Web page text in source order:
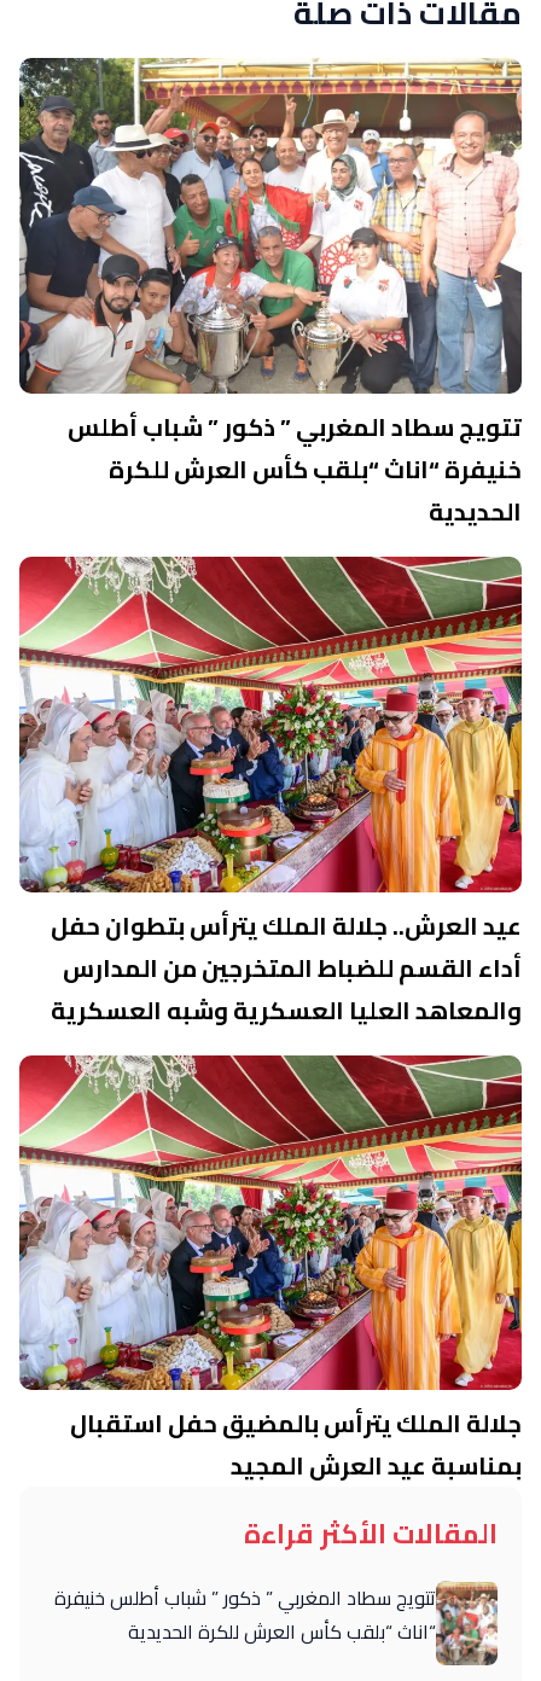
مقالات ذات صلة
تتويج سطاد المغربي ” ذكور ” شباب أطلس
خنيفرة “اناث “بلقب كأس العرش للكرة
الحديدية
عيد العرش.. جلالة الملك يترأس بتطوان حفل
أداء القسم للضباط المتخرجين من المدارس
والمعاهد العليا العسكرية وشبه العسكرية
جلالة الملك يترأس بالمضيق حفل استقبال
بمناسبة عيد العرش المجيد
المقالات الأكثر قراءة
تتويج سطاد المغربي ” ذكور ” شباب أطلس خنيفرة
“اناث “بلقب كأس العرش للكرة الحديدية